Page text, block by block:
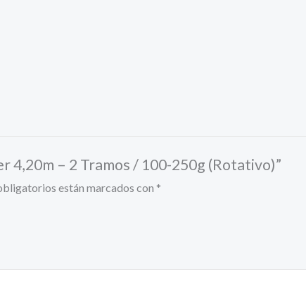
4,20m – 2 Tramos / 100-250g (Rotativo)”
están marcados con *